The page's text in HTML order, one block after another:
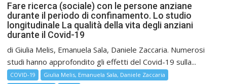
Fare ricerca (sociale) con le persone anziane
durante il periodo di confinamento. Lo studio
longitudinale La qualità della vita degli anziani
durante il Covid-19
di Giulia Melis, Emanuela Sala, Daniele Zaccaria. Numerosi
studi hanno approfondito gli effetti del Covid-19 sulla...
COVID-19
Giulia Melis, Emanuela Sala, Daniele Zaccaria